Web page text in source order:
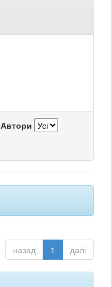
Автори
назад 1 далі